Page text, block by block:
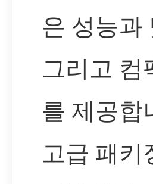
은 성능과
그리고 컴
를 제공
고급 패키